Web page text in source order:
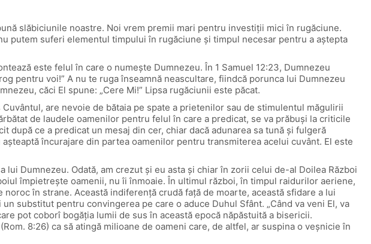
slăbiciunile noastre. Noi vrem premii mari pentru investiţii mici în rugăciune.
putem suferi elementul timpului în rugăciune şi timpul necesar pentru a aştepta
este felul în care o numeşte Dumnezeu. În 1 Samuel 12:23, Dumnezeu
pentru voi!” A nu te ruga înseamnă neascultare, fiindcă porunca lui Dumnezeu
căci El spune: „Cere Mi!” Lipsa rugăciunii este păcat.
are nevoie de bătaia pe spate a prietenilor sau de stimulentul măgulirii
de laudele oamenilor pentru felul în care a predicat, se va prăbuşi la criticile
după ce a predicat un mesaj din cer, chiar dacă adunarea sa tună şi fulgeră
încurajare din partea oamenilor pentru transmiterea acelui cuvânt. El este
Dumnezeu. Odată, am crezut şi eu asta şi chiar în zorii celui de-al Doilea Război
împietreşte oamenii, nu îi înmoaie. În ultimul război, în timpul raidurilor aeriene,
în strane. Această indiferenţă crudă faţă de moarte, această sfidare a lui
substitut pentru convingerea pe care o aduce Duhul Sfânt. „Când va veni El, va
pot coborî bogăţia lumii de sus în această epocă năpăstuită a bisericii.
8:26) ca să atingă milioane de oameni care, de altfel, ar suspina o veşnicie în